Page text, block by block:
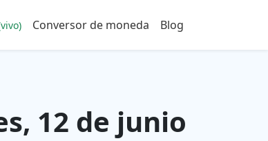
Conversor de moneda Blog
12 de junio